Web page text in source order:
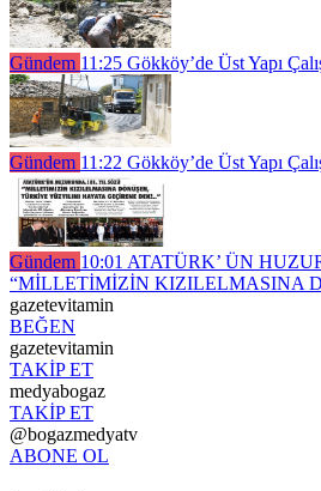
Gündem 11:25 Gökköy’de Üst Yapı
Gündem 11:22 Gökköy’de Üst Yapı
Gündem 10:01 ATATÜRK’ ÜN
“MİLLETİMİZİN KIZILELMASINA
gazetevitamin
BEĞEN
gazetevitamin
TAKİP ET
medyabogaz
TAKİP ET
@bogazmedyatv
ABONE OL